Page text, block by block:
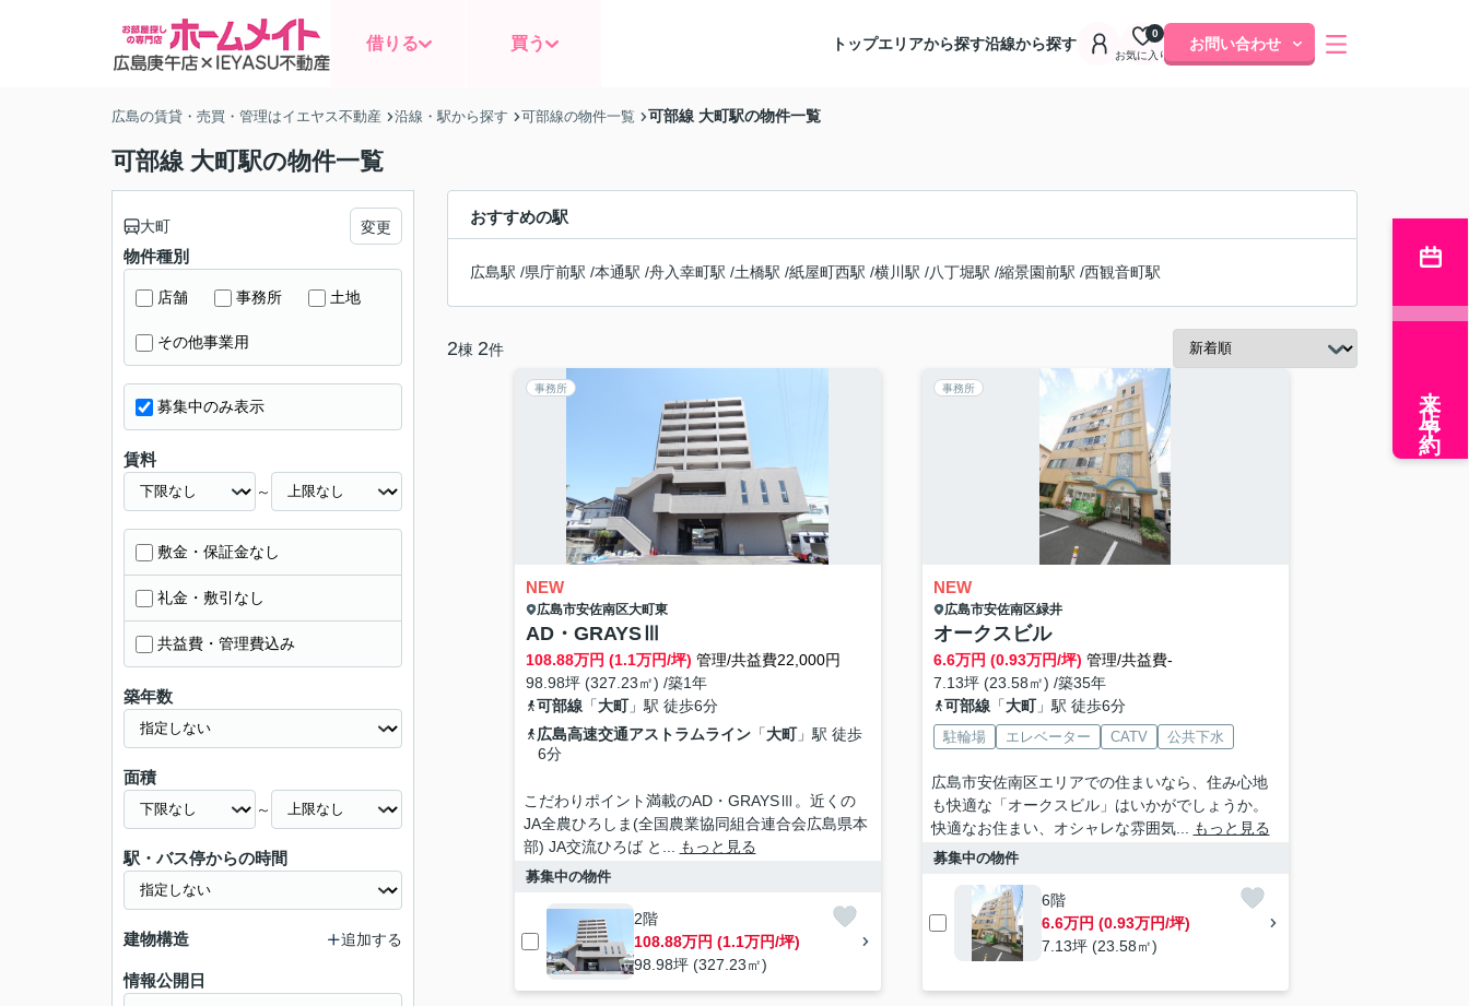
借りる 買う トップエリアから探す沿線から探す
お気に入り
0
お問い合わせ
広島の賃貸・売買・管理はイエヤス不動産 沿線・駅から探す 可部線の物件一覧 可部線 大町駅の物件一覧
可部線 大町駅の物件一覧
おすすめの駅
広島駅 /県庁前駅 /本通駅 /舟入幸町駅 /土橋駅 /紙屋町西駅 /横川駅 /八丁堀駅 /縮景園前駅 /西観音町駅
2棟 2件
事務所
NEW
広島市安佐南区大町東
AD・GRAYSⅢ
108.88万円 (1.1万円/坪) 管理/共益費22,000円
98.98坪 (327.23㎡) /築1年
可部線「大町」駅 徒歩6分
広島高速交通アストラムライン「大町」駅 徒歩
6分
こだわりポイント満載のAD・GRAYSⅢ。近くの
JA全農ひろしま(全国農業協同組合連合会広島県本
部) JA交流ひろば と...
もっと見る
募集中の物件
2階
108.88万円 (1.1万円/坪)
98.98坪 (327.23㎡)
事務所
NEW
広島市安佐南区緑井
オークスビル
6.6万円 (0.93万円/坪) 管理/共益費-
7.13坪 (23.58㎡) /築35年
可部線「大町」駅 徒歩6分
駐輪場 エレベーター CATV 公共下水
広島市安佐南区エリアでの住まいなら、住み心地
も快適な「オークスビル」はいかがでしょうか。
快適なお住まい、オシャレな雰囲気...
もっと見る
募集中の物件
6階
6.6万円 (0.93万円/坪)
7.13坪 (23.58㎡)
大町 変更
物件種別
店舗 事務所 土地
その他事業用
募集中のみ表示
賃料
～
敷金・保証金なし
礼金・敷引なし
共益費・管理費込み
築年数
面積
～
駅・バス停からの時間
建物構造 追加する
情報公開日
来店予約